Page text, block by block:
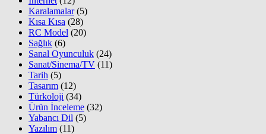
Karalamalar(5)
Kısa Kısa (28)
RC Model (20)
Sağlık (6)
Sanal Oyunculuk (24)
Sanat/Sinema/TV (11)
Tarih (5)
Tasarım (12)
Türkoloji (34)
Ürün İnceleme (32)
Yabancı Dil (5)
Yazılım (11)